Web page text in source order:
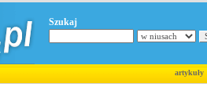
Szukaj
artykuły